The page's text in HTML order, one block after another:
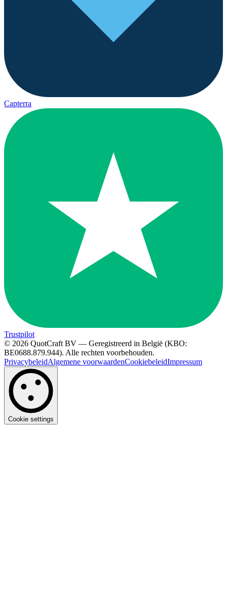
Capterra
Trustpilot
© 2026 QuotCraft BV — Geregistreerd in België (KBO:
BE0688.879.944). Alle rechten voorbehouden.
PrivacybeleidAlgemene voorwaardenCookiebeleidImpressum
Cookie settings